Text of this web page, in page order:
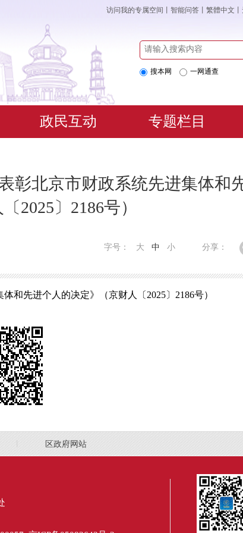
访问我的专属空间 智能问答 繁體中文
搜本网 一网通查
政民互动 专题栏目
彰北京市财政系统先进集体和
2025〕2186号）
分享：
字号： 大 中 小
和先进个人的决定》（京财人〔2025〕2186号）
区政府网站